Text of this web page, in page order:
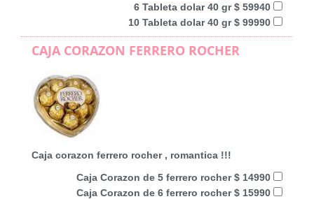
6 Tableta dolar 40 gr $ 59940
10 Tableta dolar 40 gr $ 99990
CAJA CORAZON FERRERO ROCHER
Caja corazon ferrero rocher , romantica !!!
Caja Corazon de 5 ferrero rocher $ 14990
Caja Corazon de 6 ferrero rocher $ 15990